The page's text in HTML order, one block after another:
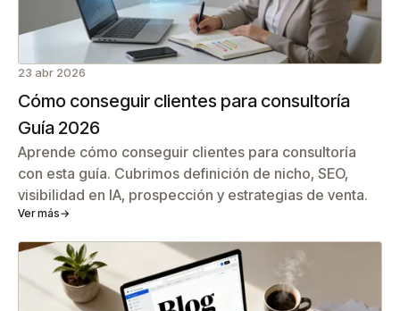
23 abr 2026
Cómo conseguir clientes para consultoría
Guía 2026
Aprende cómo conseguir clientes para consultoría
con esta guía. Cubrimos definición de nicho, SEO,
visibilidad en IA, prospección y estrategias de venta.
Ver más→